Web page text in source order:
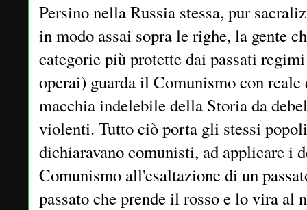
Persino nella Russia stessa, pur
in modo assai sopra le righe, la gente
categorie più protette dai passati
operai) guarda il Comunismo con reale
macchia indelebile della Storia da
violenti. Tutto ciò porta gli stessi
dichiaravano comunisti, ad applicare i
Comunismo all'esaltazione di un
passato che prende il rosso e lo vira al